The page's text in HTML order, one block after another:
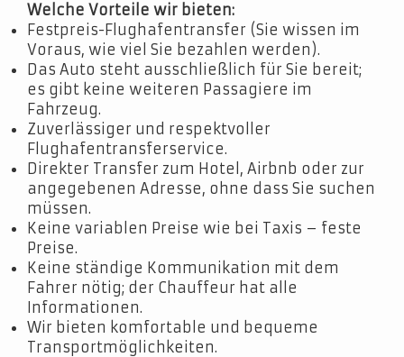
Welche Vorteile wir bieten:
Festpreis-Flughafentransfer (Sie wissen im
Voraus, wie viel Sie bezahlen werden).
Das Auto steht ausschließlich für Sie bereit;
es gibt keine weiteren Passagiere im
Fahrzeug.
Zuverlässiger und respektvoller
Flughafentransferservice.
Direkter Transfer zum Hotel, Airbnb oder zur
angegebenen Adresse, ohne dass Sie suchen
müssen.
Keine variablen Preise wie bei Taxis – feste
Preise.
Keine ständige Kommunikation mit dem
Fahrer nötig; der Chauffeur hat alle
Informationen.
Wir bieten komfortable und bequeme
Transportmöglichkeiten.